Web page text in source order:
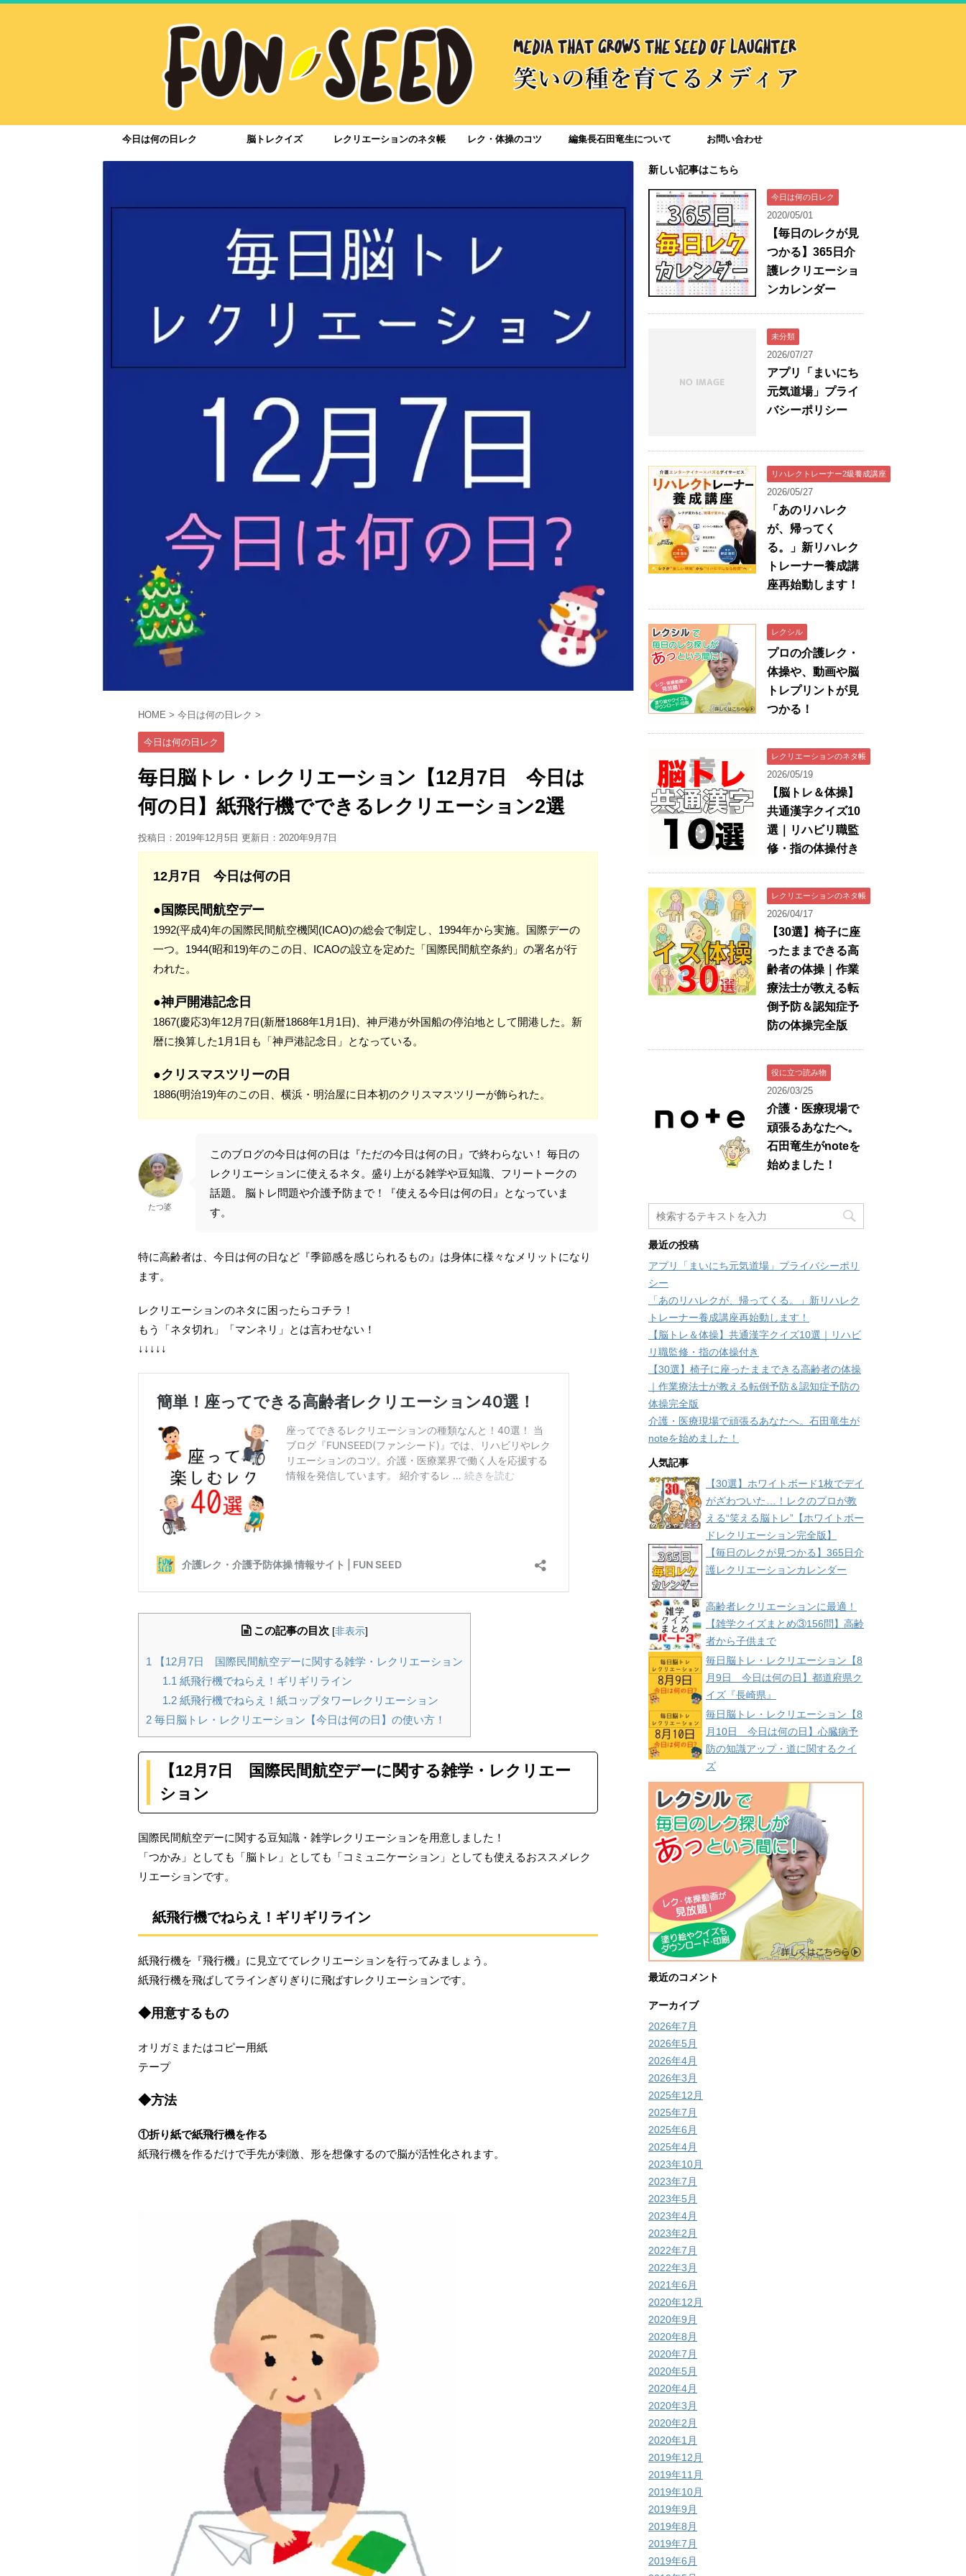
今日は何の日レク 脳トレクイズ レクリエーションのネタ帳 レク・体操のコツ 編集長石田竜生について お問い合わせ
HOME > 今日は何の日レク >
今日は何の日レク
毎日脳トレ・レクリエーション【12月7日 今日は
何の日】紙飛行機でできるレクリエーション2選
投稿日：2019年12月5日 更新日： 2020年9月7日
12月7日 今日は何の日
●国際民間航空デー
1992(平成4)年の国際民間航空機関(ICAO)の総会で制定し、1994年から実施。国際デーの
一つ。1944(昭和19)年のこの日、ICAOの設立を定めた「国際民間航空条約」の署名が行
われた。
●神戸開港記念日
1867(慶応3)年12月7日(新暦1868年1月1日)、神戸港が外国船の停泊地として開港した。新
暦に換算した1月1日も「神戸港記念日」となっている。
●クリスマスツリーの日
1886(明治19)年のこの日、横浜・明治屋に日本初のクリスマスツリーが飾られた。
たつ婆
このブログの今日は何の日は『ただの今日は何の日』で終わらない！ 毎日の
レクリエーションに使えるネタ。盛り上がる雑学や豆知識、フリートークの
話題。 脳トレ問題や介護予防まで！『使える今日は何の日』となっていま
す。
特に高齢者は、今日は何の日など『季節感を感じられるもの』は身体に様々なメリットになり
ます。
レクリエーションのネタに困ったらコチラ！
もう「ネタ切れ」「マンネリ」とは言わせない！
↓↓↓↓↓
この記事の目次 [非表示]
1
【12月7日 国際民間航空デーに関する雑学・レクリエーション
1.1 紙飛行機でねらえ！ギリギリライン
1.2紙飛行機でねらえ！紙コップタワーレクリエーション
2 毎日脳トレ・レクリエーション【今日は何の日】の使い方！
【12月7日 国際民間航空デーに関する雑学・レクリエー
ション
国際民間航空デーに関する豆知識・雑学レクリエーションを用意しました！
「つかみ」としても「脳トレ」としても「コミュニケーション」としても使えるおススメレク
リエーションです。
紙飛行機でねらえ！ギリギリライン
紙飛行機を『飛行機』に見立ててレクリエーションを行ってみましょう。
紙飛行機を飛ばしてラインぎりぎりに飛ばすレクリエーションです。
◆用意するもの
オリガミまたはコピー用紙
テープ
◆方法
①折り紙で紙飛行機を作る
紙飛行機を作るだけで手先が刺激、形を想像するので脳が活性化されます。
新しい記事はこちら
今日は何の日レク
2020/05/01
【毎日のレクが見
つかる】365日介
護レクリエーショ
ンカレンダー
未分類
2026/07/27
アプリ「まいにち
元気道場」プライ
バシーポリシー
リハレクトレーナー2級養成講座
2026/05/27
「あのリハレク
が、帰ってく
る。」新リハレク
トレーナー養成講
座再始動します！
レクシル
プロの介護レク・
体操や、動画や脳
トレプリントが見
つかる！
レクリエーションのネタ帳
2026/05/19
【脳トレ＆体操】
共通漢字クイズ10
選｜リハビリ職監
修・指の体操付き
レクリエーションのネタ帳
2026/04/17
【30選】椅子に座
ったままできる高
齢者の体操｜作業
療法士が教える転
倒予防＆認知症予
防の体操完全版
役に立つ読み物
2026/03/25
介護・医療現場で
頑張るあなたへ。
石田竜生がnoteを
始めました！
最近の投稿
アプリ「まいにち元気道場」プライバシーポリ
シー
「あのリハレクが、帰ってくる。」新リハレク
トレーナー養成講座再始動します！
【脳トレ＆体操】共通漢字クイズ10選｜リハビ
リ職監修・指の体操付き
【30選】椅子に座ったままできる高齢者の体操
｜作業療法士が教える転倒予防＆認知症予防の
体操完全版
介護・医療現場で頑張るあなたへ。石田竜生が
noteを始めました！
人気記事
【30選】ホワイトボード1枚でデイ
がざわついた…！レクのプロが教
える“笑える脳トレ”【ホワイトボー
ドレクリエーション完全版】
【毎日のレクが見つかる】365日介
護レクリエーションカレンダー
高齢者レクリエーションに最適！
【雑学クイズまとめ③156問】高齢
者から子供まで
毎日脳トレ・レクリエーション【8
月9日 今日は何の日】都道府県ク
イズ『長崎県』
毎日脳トレ・レクリエーション【8
月10日 今日は何の日】心臓病予
防の知識アップ・道に関するクイ
ズ
最近のコメント
アーカイブ
2026年7月
2026年5月
2026年4月
2026年3月
2025年12月
2025年7月
2025年6月
2025年4月
2023年10月
2023年7月
2023年5月
2023年4月
2023年2月
2022年7月
2022年3月
2021年6月
2020年12月
2020年9月
2020年8月
2020年7月
2020年5月
2020年4月
2020年3月
2020年2月
2020年1月
2019年12月
2019年11月
2019年10月
2019年9月
2019年8月
2019年7月
2019年6月